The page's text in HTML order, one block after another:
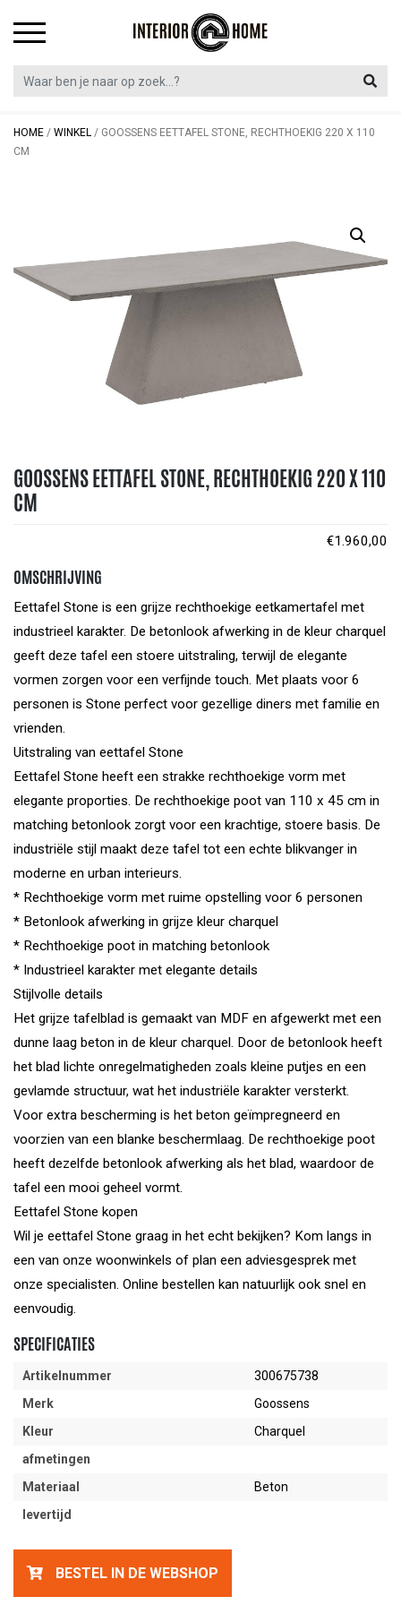
HOME / WINKEL / GOOSSENS EETTAFEL STONE, RECHTHOEKIG 220 X 110
CM
GOOSSENS EETTAFEL STONE, RECHTHOEKIG 220 X 110
CM
€1.960,00
OMSCHRIJVING
Eettafel Stone is een grijze rechthoekige eetkamertafel met
industrieel karakter. De betonlook afwerking in de kleur charquel
geeft deze tafel een stoere uitstraling, terwijl de elegante
vormen zorgen voor een verfijnde touch. Met plaats voor 6
personen is Stone perfect voor gezellige diners met familie en
vrienden.
Uitstraling van eettafel Stone
Eettafel Stone heeft een strakke rechthoekige vorm met
elegante proporties. De rechthoekige poot van 110 x 45 cm in
matching betonlook zorgt voor een krachtige, stoere basis. De
industriële stijl maakt deze tafel tot een echte blikvanger in
moderne en urban interieurs.
* Rechthoekige vorm met ruime opstelling voor 6 personen
* Betonlook afwerking in grijze kleur charquel
* Rechthoekige poot in matching betonlook
* Industrieel karakter met elegante details
Stijlvolle details
Het grijze tafelblad is gemaakt van MDF en afgewerkt met een
dunne laag beton in de kleur charquel. Door de betonlook heeft
het blad lichte onregelmatigheden zoals kleine putjes en een
gevlamde structuur, wat het industriële karakter versterkt.
Voor extra bescherming is het beton geïmpregneerd en
voorzien van een blanke beschermlaag. De rechthoekige poot
heeft dezelfde betonlook afwerking als het blad, waardoor de
tafel een mooi geheel vormt.
Eettafel Stone kopen
Wil je eettafel Stone graag in het echt bekijken? Kom langs in
een van onze woonwinkels of plan een adviesgesprek met
onze specialisten. Online bestellen kan natuurlijk ook snel en
eenvoudig.
SPECIFICATIES
Artikelnummer
300675738
Merk
Goossens
Kleur
Charquel
afmetingen
Materiaal
Beton
levertijd
BESTEL IN DE WEBSHOP